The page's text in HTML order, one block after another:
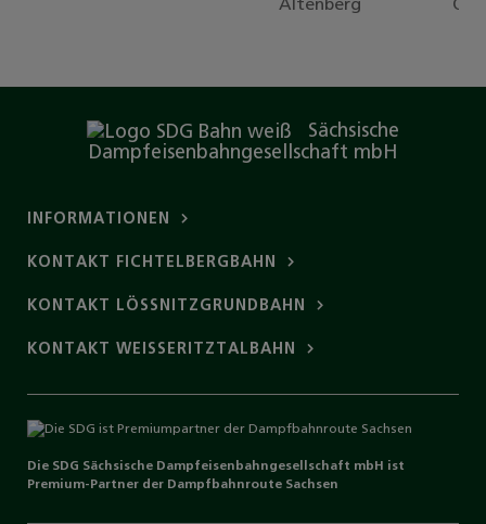
Sächsische
Dampfeisenbahngesellschaft mbH
INFORMATIONEN
KONTAKT FICHTELBERGBAHN
KONTAKT LÖSSNITZGRUNDBAHN
KONTAKT WEISSERITZTALBAHN
Die SDG Sächsische Dampfeisenbahngesellschaft mbH ist
Premium-Partner der Dampfbahnroute Sachsen